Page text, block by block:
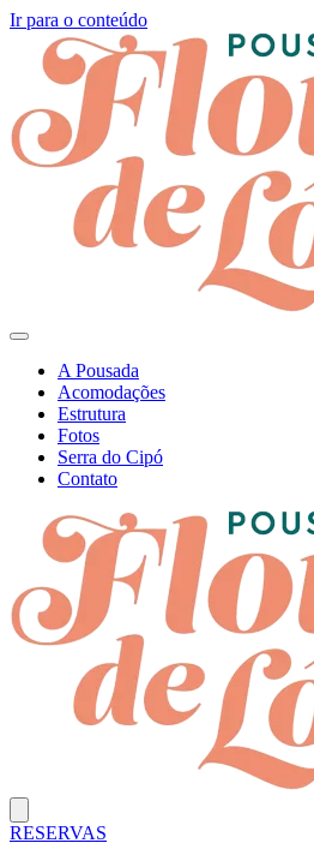
Ir para o conteúdo
A Pousada
Acomodações
Estrutura
Fotos
Serra do Cipó
Contato
RESERVAS